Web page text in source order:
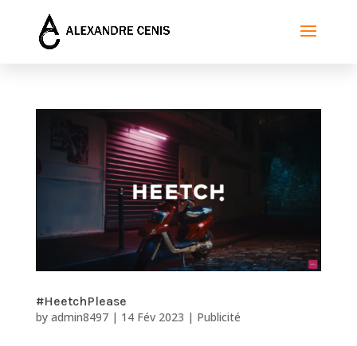
#HeetchPlease
by admin8497| 14 Fév 2023 | Publicité